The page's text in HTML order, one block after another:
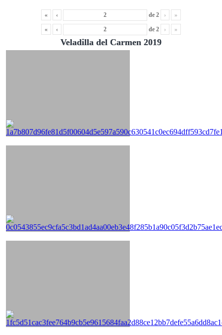
« ‹ de 2 › »
« ‹ de 2 › »
Veladilla del Carmen 2019